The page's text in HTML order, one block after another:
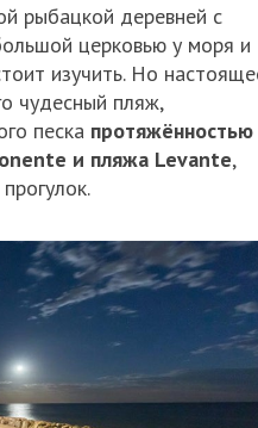
рыбацкой деревней с
церковью у моря и
изучить. Но
чудесный пляж,
песка протяжённостью
и пляжа Levante,